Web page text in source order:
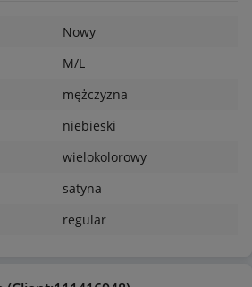
32 cm
letni komplet męski od
Nowy
M/L
mężczyzna
niebieski
wielokolorowy
satyna
regular